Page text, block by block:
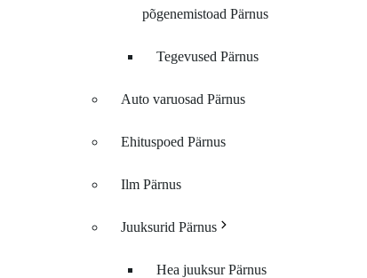
põgenemistoad Pärnus
Tegevused Pärnus
Auto varuosad Pärnus
Ehituspoed Pärnus
Ilm Pärnus
Juuksurid Pärnus
Hea juuksur Pärnus